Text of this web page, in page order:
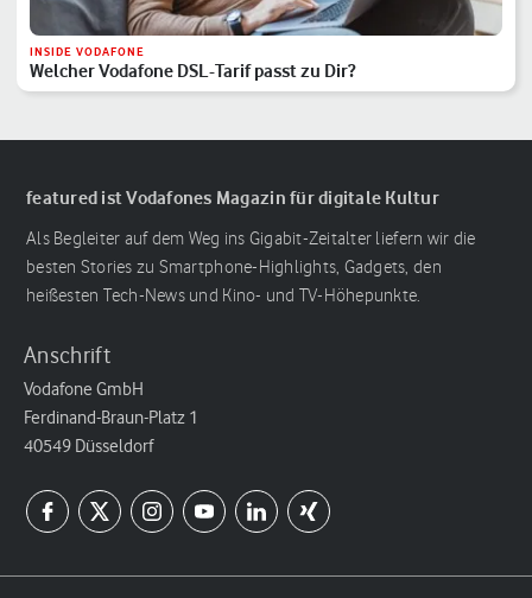
INSIDE VODAFONE
Welcher Vodafone DSL-Tarif passt zu Dir?
featured ist Vodafones Magazin für digitale Kultur
Als Begleiter auf dem Weg ins Gigabit-Zeitalter liefern wir die
besten Stories zu Smartphone-Highlights, Gadgets, den
heißesten Tech-News und Kino- und TV-Höhepunkte.
Anschrift
Vodafone GmbH
Ferdinand-Braun-Platz 1
40549 Düsseldorf